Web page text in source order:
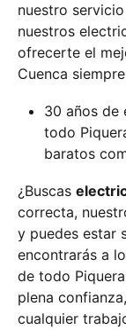
nuestro
nuestros
ofrecerte el
Cuenca
30 años de
todo
baratos
¿Buscas
correcta,
y puedes estar
encontrarás a
de todo
plena
cualquier